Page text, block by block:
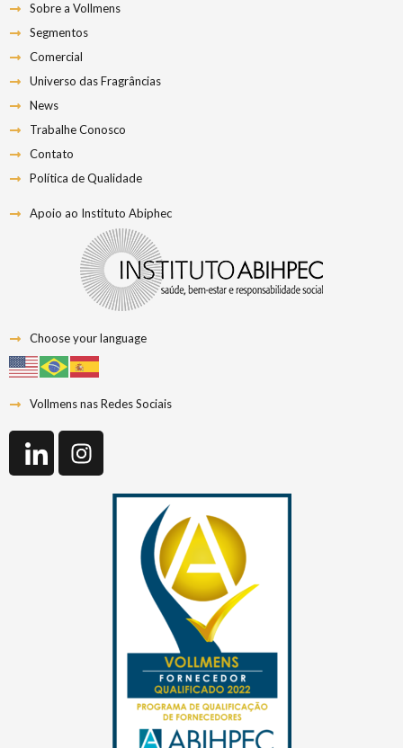
Sobre a Vollmens
Segmentos
Comercial
Universo das Fragrâncias
News
Trabalhe Conosco
Contato
Política de Qualidade
Apoio ao Instituto Abiphec
Choose your language
Vollmens nas Redes Sociais